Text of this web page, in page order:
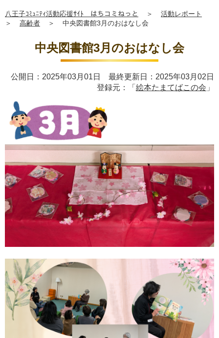
八王子ｺﾐｭﾆﾃｨ活動応援ｻｲﾄ はちコミねっと ＞
活動レポート
＞
高齢者 ＞ 中央図書館3月のおはなし会
中央図書館3月のおはなし会
公開日：2025年03月01日 最終更新日：2025年03月02日
登録元：「 絵本たまてばこの会 」